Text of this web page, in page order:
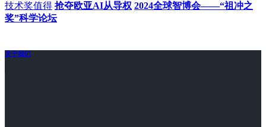
技术奖值得 抢夺欧亚AI从导权 2024全球智博会——“祖冲之
奖”科学论坛
关于我们